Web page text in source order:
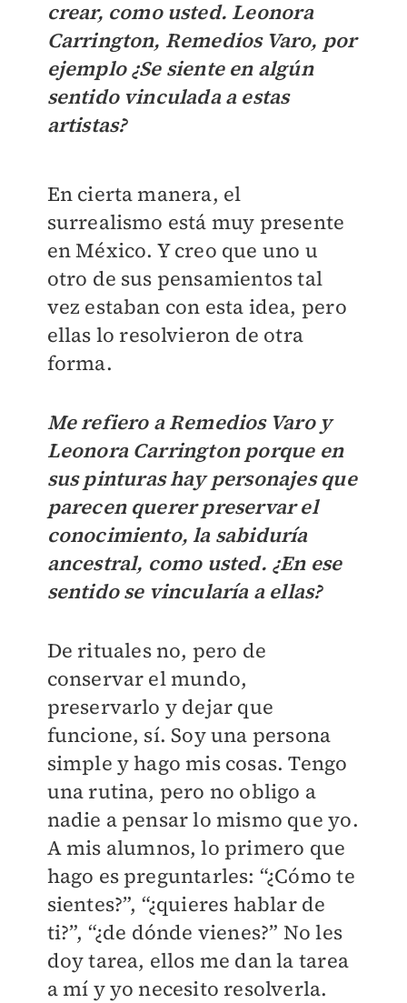
crear, como usted. Leonora
Carrington, Remedios Varo, por
ejemplo ¿Se siente en algún
sentido vinculada a estas
artistas?
En cierta manera, el
surrealismo está muy presente
en México. Y creo que uno u
otro de sus pensamientos tal
vez estaban con esta idea, pero
ellas lo resolvieron de otra
forma.
Me refiero a Remedios Varo y
Leonora Carrington porque en
sus pinturas hay personajes que
parecen querer preservar el
conocimiento, la sabiduría
ancestral, como usted. ¿En ese
sentido se vincularía a ellas?
De rituales no, pero de
conservar el mundo,
preservarlo y dejar que
funcione, sí. Soy una persona
simple y hago mis cosas. Tengo
una rutina, pero no obligo a
nadie a pensar lo mismo que yo.
A mis alumnos, lo primero que
hago es preguntarles: “¿Cómo te
sientes?”, “¿quieres hablar de
ti?”, “¿de dónde vienes?” No les
doy tarea, ellos me dan la tarea
a mí y yo necesito resolverla.